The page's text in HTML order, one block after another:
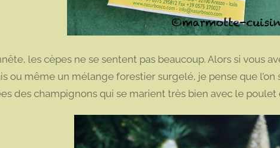
les cèpes ne se sentent pas beaucoup. Alors si vous
ou même un mélange forestier surgelé, je pense que
des champignons qui se marient très bien avec le poulet